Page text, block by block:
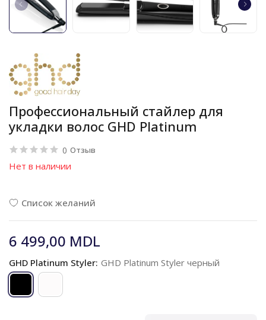
Профессиональный стайлер для
укладки волос GHD Platinum
0 Отзыв
Нет в наличии
Список желаний
6 499,00 MDL
GHD Platinum Styler: GHD Platinum Styler черный